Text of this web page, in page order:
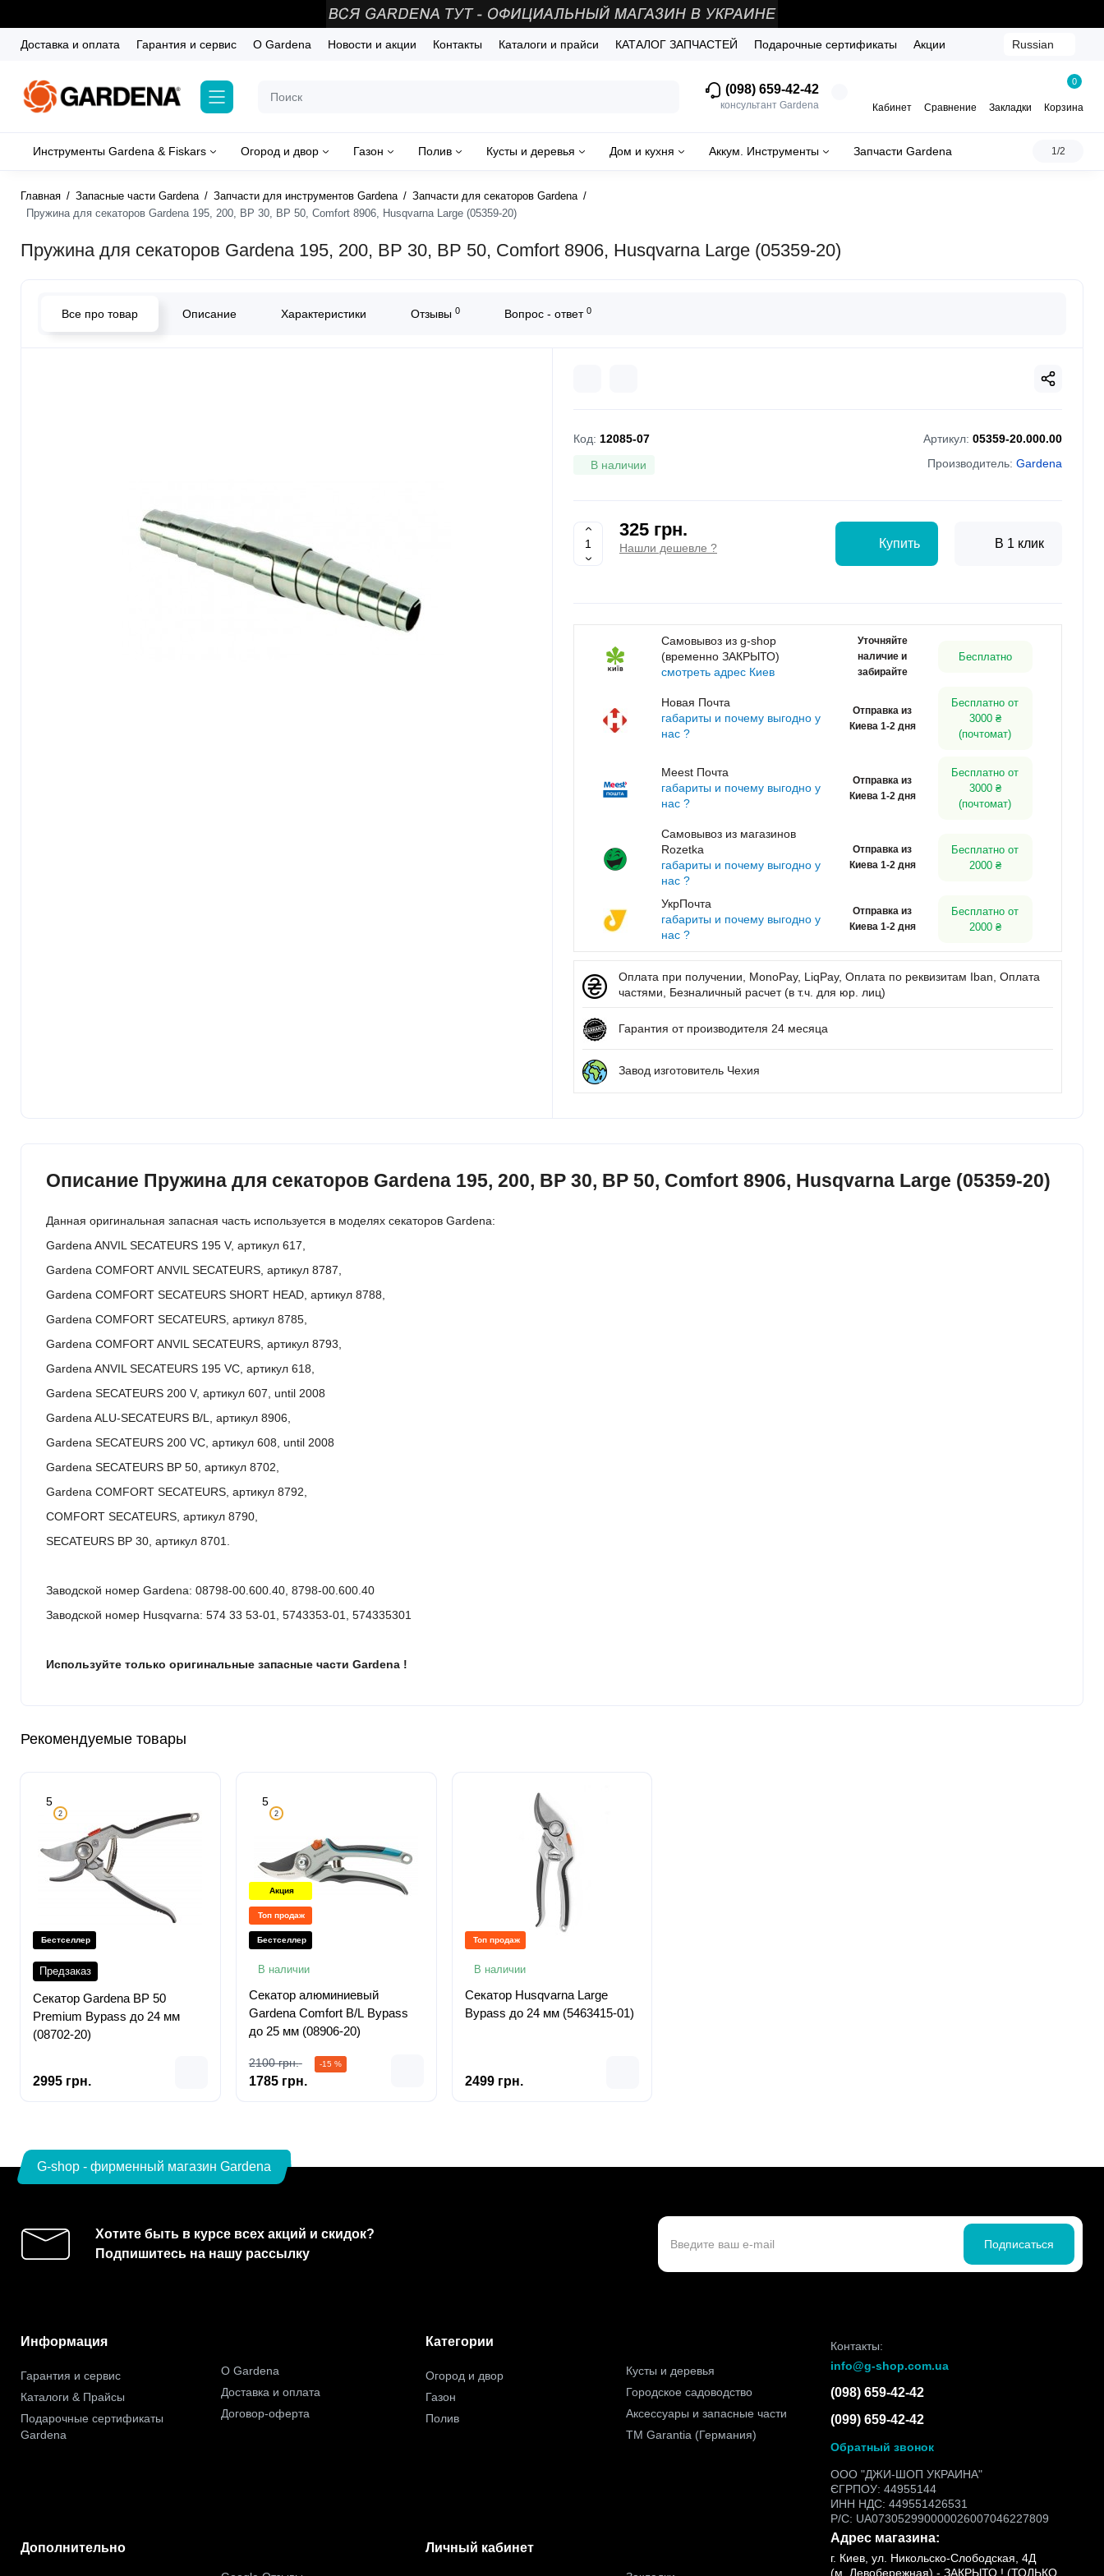
Доставка и оплата Гарантия и сервис О Gardena Новости и акции Контакты Каталоги и прайси КАТАЛОГ ЗАПЧАСТЕЙ Подарочные сертификаты Акции Russian
(098) 659-42-42
консультант Gardena Кабинет Сравнение Закладки
0
Корзина
Инструменты Gardena & Fiskars Огород и двор Газон Полив Кусты и деревья Дом и кухня Аккум. Инструменты Запчасти Gardena 1/2
Главная Запасные части Gardena Запчасти для инструментов Gardena
Запчасти для секаторов Gardena
Пружина для секаторов Gardena 195, 200, BP 30, BP 50, Comfort 8906, Husqvarna Large (05359-20)
Пружина для секаторов Gardena 195, 200, BP 30, BP 50, Comfort 8906, Husqvarna Large (05359-20)
Все про товар Описание Характеристики Отзывы 0 Вопрос - ответ 0
Код: 12085-07 Артикул: 05359-20.000.00
Производитель: Gardena
В наличии
325 грн.
Нашли дешевле ? Купить В 1 клик
Самовывоз из g-shop
(временно ЗАКРЫТО)
смотреть адрес Киев
Уточняйте
наличие и
забирайте
Бесплатно
Новая Почта
габариты и почему выгодно у
нас ?
Отправка из
Киева 1-2 дня
Бесплатно от
3000 ₴
(почтомат)
Meest Почта
габариты и почему выгодно у
нас ?
Отправка из
Киева 1-2 дня
Бесплатно от
3000 ₴
(почтомат)
Самовывоз из магазинов
Rozetka
габариты и почему выгодно у
нас ?
Отправка из
Киева 1-2 дня
Бесплатно от
2000 ₴
УкрПочта
габариты и почему выгодно у
нас ?
Отправка из
Киева 1-2 дня
Бесплатно от
2000 ₴
Оплата при получении, MonoPay, LiqPay, Оплата по реквизитам Iban, Оплата
частями, Безналичный расчет (в т.ч. для юр. лиц)
Гарантия от производителя 24 месяца
Завод изготовитель Чехия
Описание Пружина для секаторов Gardena 195, 200, BP 30, BP 50, Comfort 8906, Husqvarna Large (05359-20)
Данная оригинальная запасная часть используется в моделях секаторов Gardena:
Gardena ANVIL SECATEURS 195 V, артикул 617,
Gardena COMFORT ANVIL SECATEURS, артикул 8787,
Gardena COMFORT SECATEURS SHORT HEAD, артикул 8788,
Gardena COMFORT SECATEURS, артикул 8785,
Gardena COMFORT ANVIL SECATEURS, артикул 8793,
Gardena ANVIL SECATEURS 195 VC, артикул 618,
Gardena SECATEURS 200 V, артикул 607, until 2008
Gardena ALU-SECATEURS B/L, артикул 8906,
Gardena SECATEURS 200 VC, артикул 608, until 2008
Gardena SECATEURS BP 50, артикул 8702,
Gardena COMFORT SECATEURS, артикул 8792,
COMFORT SECATEURS, артикул 8790,
SECATEURS BP 30, артикул 8701.
Заводской номер Gardena: 08798-00.600.40, 8798-00.600.40
Заводской номер Husqvarna: 574 33 53-01, 5743353-01, 574335301
Используйте только оригинальные запасные части Gardena !
Рекомендуемые товары
5
2
Бестселлер
Предзаказ
Секатор Gardena BP 50
Premium Bypass до 24 мм
(08702-20)
2995 грн.
5
2
Акция
Топ продаж
Бестселлер
В наличии
Секатор алюминиевый
Gardena Comfort B/L Bypass
до 25 мм (08906-20)
2100 грн. -15 %
1785 грн.
Топ продаж
В наличии
Секатор Husqvarna Large
Bypass до 24 мм (5463415-01)
2499 грн.
G-shop - фирменный магазин Gardena
Хотите быть в курсе всех акций и скидок?
Подпишитесь на нашу рассылку
Подписаться
Информация
Гарантия и сервис
Каталоги & Прайсы
Подарочные сертификаты
Gardena
О Gardena
Доставка и оплата
Договор-оферта
Категории
Огород и двор
Газон
Полив
Кусты и деревья
Городское садоводство
Аксессуары и запасные части
TM Garantia (Германия)
Дополнительно Личный кабинет
Контакты:
info@g-shop.com.ua
(098) 659-42-42
(099) 659-42-42
Обратный звонок
ООО "ДЖИ-ШОП УКРАИНА"
ЄГРПОУ: 44955144
ИНН НДС: 449551426531
Р/С: UA073052990000026007046227809
Адрес магазина:
г. Киев, ул. Никольско-Слободская, 4Д
(м. Левобережная) - ЗАКРЫТО ! (ТОЛЬКО